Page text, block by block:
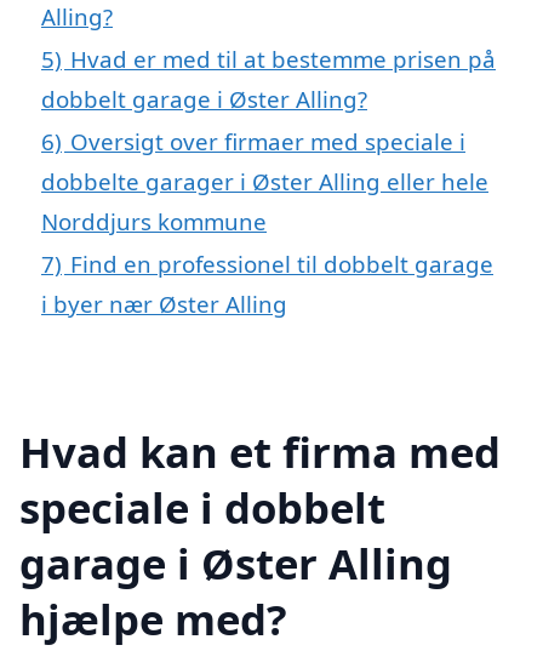
Alling?
5) Hvad er med til at bestemme prisen på
dobbelt garage i Øster Alling?
6) Oversigt over firmaer med speciale i
dobbelte garager i Øster Alling eller hele
Norddjurs kommune
7) Find en professionel til dobbelt garage
i byer nær Øster Alling
Hvad kan et firma med
speciale i dobbelt
garage i Øster Alling
hjælpe med?